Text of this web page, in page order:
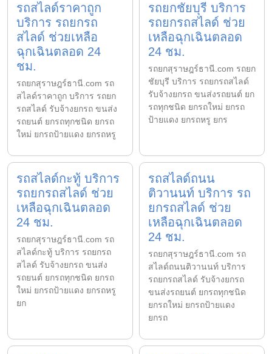
รถสไลด์ราคาถูก
บริการ รถยกรถ
สไลด์ ช่วยเหลือ
ฉุกเฉินตลอด 24
ชม.
รถยกสุราษฎร์ธานี.com รถ
สไลด์ราคาถูก บริการ รถยก
รถสไลด์ รับจ้างยกรถ ขนส่ง
รถยนต์ ยกรถทุกชนิด ยกรถ
ใหม่ ยกรถป้ายแดง ยกรถหรู
รถยกชัยบุรี บริการ
รถยกรถสไลด์ ช่วย
เหลือฉุกเฉินตลอด
24 ชม.
รถยกสุราษฎร์ธานี.com รถยก
ชัยบุรี บริการ รถยกรถสไลด์
รับจ้างยกรถ ขนส่งรถยนต์ ยก
รถทุกชนิด ยกรถใหม่ ยกรถ
ป้ายแดง ยกรถหรู ยกร
รถสไลด์กะทู้ บริการ
รถยกรถสไลด์ ช่วย
เหลือฉุกเฉินตลอด
24 ชม.
รถยกสุราษฎร์ธานี.com รถ
สไลด์กะทู้ บริการ รถยกรถ
สไลด์ รับจ้างยกรถ ขนส่ง
รถยนต์ ยกรถทุกชนิด ยกรถ
ใหม่ ยกรถป้ายแดง ยกรถหรู
ยก
รถสไลด์ถนน
ติวานนท์ บริการ รถ
ยกรถสไลด์ ช่วย
เหลือฉุกเฉินตลอด
24 ชม.
รถยกสุราษฎร์ธานี.com รถ
สไลด์ถนนติวานนท์ บริการ
รถยกรถสไลด์ รับจ้างยกรถ
ขนส่งรถยนต์ ยกรถทุกชนิด
ยกรถใหม่ ยกรถป้ายแดง
ยกรถ